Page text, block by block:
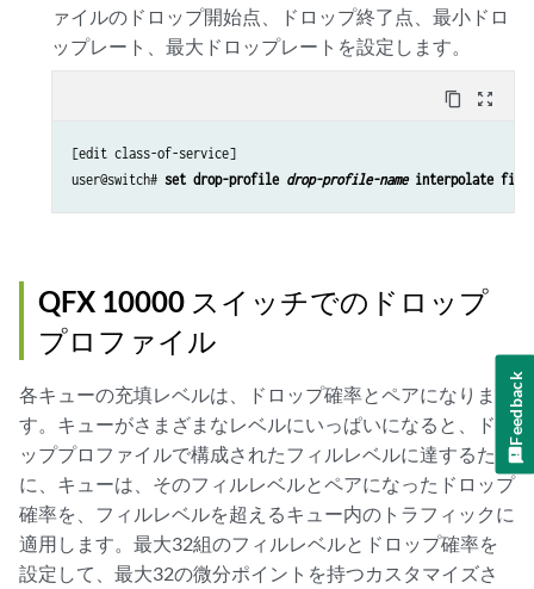
ァイルのドロップ開始点、ドロップ終了点、最小ドロ
ップレート、最大ドロップレートを設定します。
content_copy zoom_out_map
[edit class-of-service]
user@switch# set drop-profile drop-profile-name interpolate
QFX 10000 スイッチでのドロップ
プロファイル
各キューの充填レベルは、ドロップ確率とペアになりま
す。キューがさまざまなレベルにいっぱいになると、ドロ
ッププロファイルで構成されたフィルレベルに達するたび
に、キューは、そのフィルレベルとペアになったドロップ
確率を、フィルレベルを超えるキュー内のトラフィックに
適用します。最大32組のフィルレベルとドロップ確率を
設定して、最大32の微分ポイントを持つカスタマイズさ
Feedback